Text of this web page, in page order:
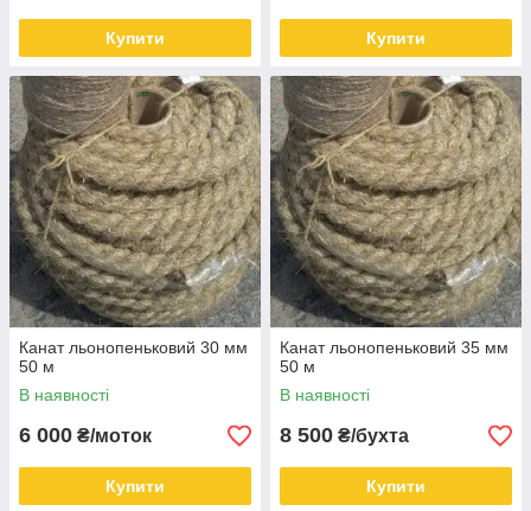
Купити Купити
Канат льонопеньковий 30 мм
50 м
В наявності
6 000 ₴/моток
Купити
Канат льонопеньковий 35 мм
50 м
В наявності
8 500 ₴/бухта
Купити